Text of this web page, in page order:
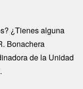
¿Tienes alguna
Bonachera
de la Unidad